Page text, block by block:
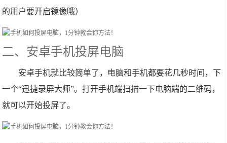
的用户要开启镜像哦）
二、安卓手机投屏电脑
安卓手机就比较简单了，电脑和手机都要花几秒时间，下
一个“迅捷录屏大师”。打开手机端扫描一下电脑端的二维码，
就可以开始投屏了。